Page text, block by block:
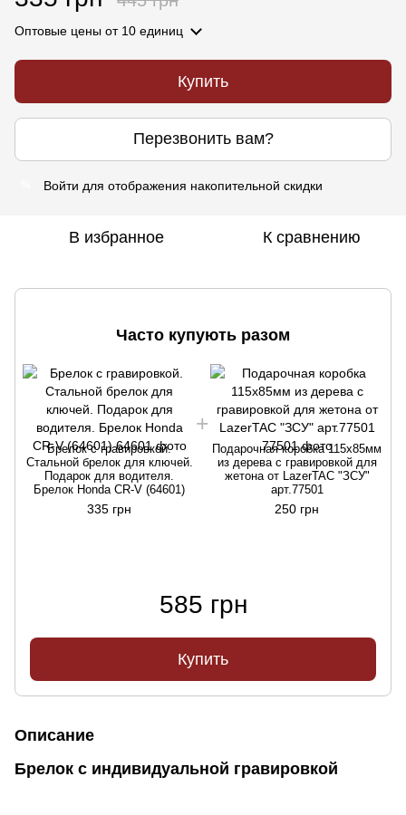
Оптовые цены от 10 единиц
Купить
Перезвонить вам?
Войти для отображения накопительной скидки
В избранное К сравнению
Часто купують разом
Брелок с гравировкой.
Стальной брелок для ключей.
Подарок для водителя.
Брелок Honda CR-V (64601)
335 грн
Подарочная коробка 115х85мм
из дерева с гравировкой для
жетона от LazerTAC "ЗСУ"
арт.77501
250 грн
585 грн
Купить
Описание
Брелок с индивидуальной гравировкой